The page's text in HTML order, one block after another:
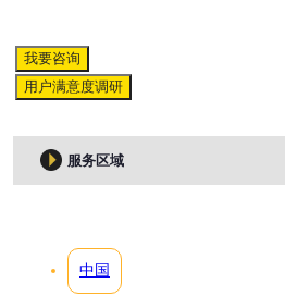
我要咨询
用户满意度调研
服务区域
中国